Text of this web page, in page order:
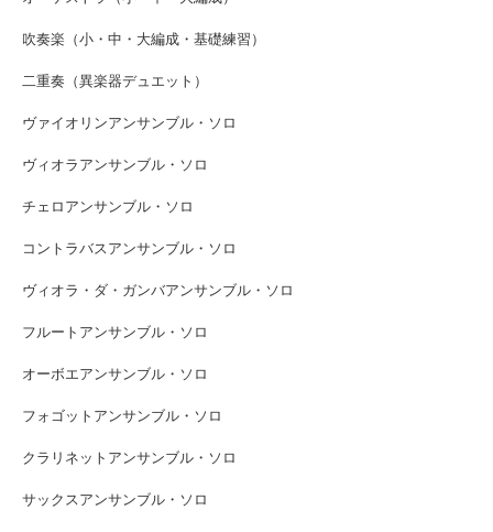
吹奏楽（小・中・大編成・基礎練習）
二重奏（異楽器デュエット）
ヴァイオリンアンサンブル・ソロ
ヴィオラアンサンブル・ソロ
チェロアンサンブル・ソロ
コントラバスアンサンブル・ソロ
ヴィオラ・ダ・ガンバアンサンブル・ソロ
フルートアンサンブル・ソロ
オーボエアンサンブル・ソロ
フォゴットアンサンブル・ソロ
クラリネットアンサンブル・ソロ
サックスアンサンブル・ソロ